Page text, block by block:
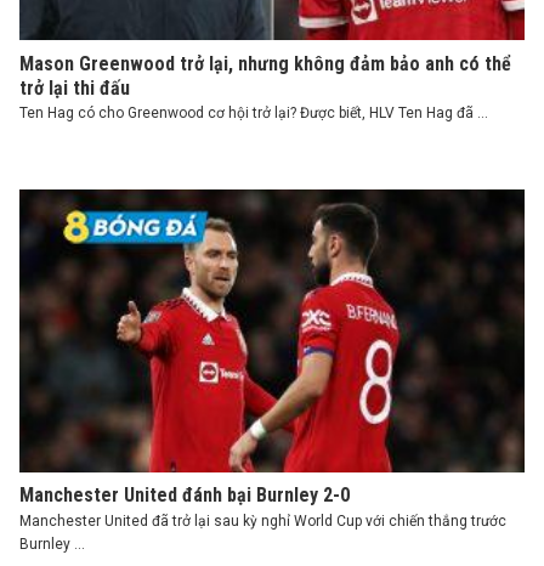
Mason Greenwood trở lại, nhưng không đảm bảo anh có thể
trở lại thi đấu
Ten Hag có cho Greenwood cơ hội trở lại? Được biết, HLV Ten Hag đã ...
Manchester United đánh bại Burnley 2-0
Manchester United đã trở lại sau kỳ nghỉ World Cup với chiến thắng trước
Burnley ...